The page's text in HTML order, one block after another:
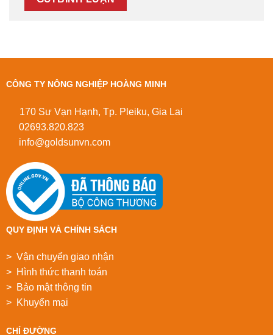
CÔNG TY NÔNG NGHIỆP HOÀNG MINH
170 Sư Vạn Hạnh, Tp. Pleiku, Gia Lai
02693.820.823
info@goldsunvn.com
QUY ĐỊNH VÀ CHÍNH SÁCH
> Vận chuyển giao nhận
> Hình thức thanh toán
> Bảo mật thông tin
> Khuyển mại
CHỈ ĐƯỜNG